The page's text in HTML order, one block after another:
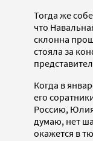
Тогда же
что
склонна
стояла за
Когда в
его
Россию,
думаю, нет
окажется в